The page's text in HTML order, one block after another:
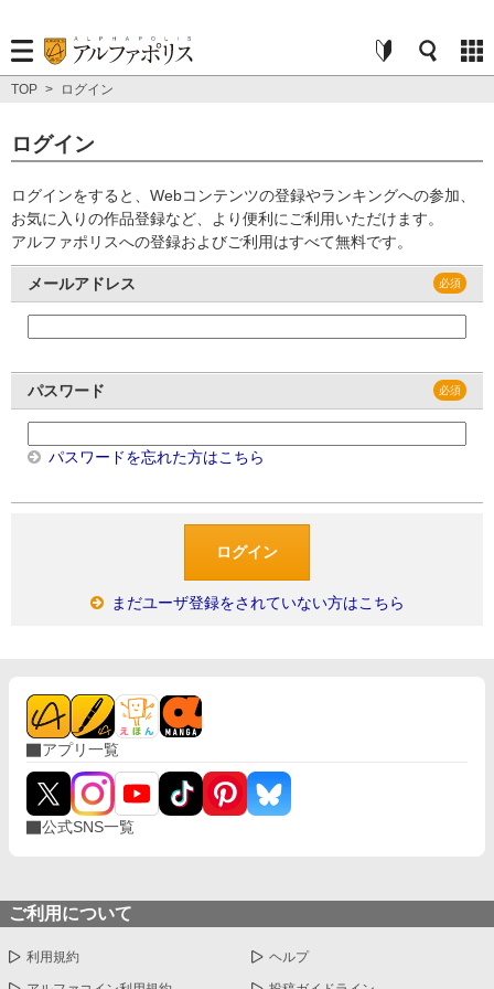
TOP > ログイン
ログイン
ログインをすると、Webコンテンツの登録やランキングへの参加、
お気に入りの作品登録など、より便利にご利用いただけます。
アルファポリスへの登録およびご利用はすべて無料です。
メールアドレス
パスワード
パスワードを忘れた方はこちら
まだユーザ登録をされていない方はこちら
アプリ一覧
公式SNS一覧
ご利用について
利用規約 ヘルプ